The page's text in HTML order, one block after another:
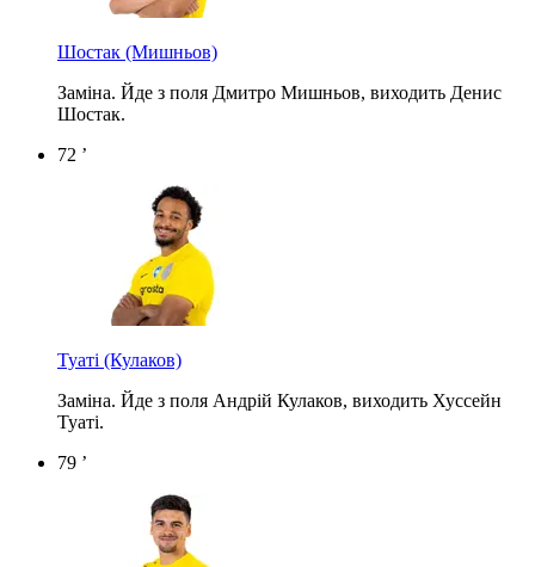
Шостак (Мишньов)
Заміна. Йде з поля Дмитро Мишньов, виходить Денис
Шостак.
72 ’
Туаті (Кулаков)
Заміна. Йде з поля Андрій Кулаков, виходить Хуссейн
Туаті.
79 ’